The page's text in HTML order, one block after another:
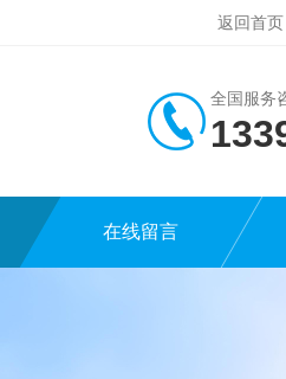
返回首页
全国服务
在线留言